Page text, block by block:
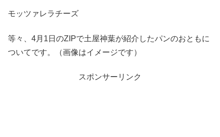
モッツァレラチーズ
等々、4月1日のZIPで土屋神葉が紹介したパンのおともに
ついてです。（画像はイメージです）
スポンサーリンク